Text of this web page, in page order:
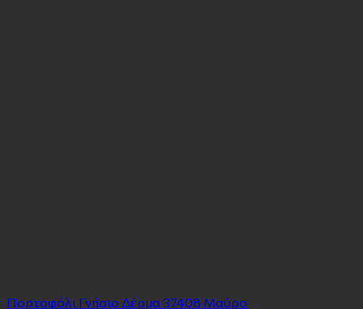
Πορτοφόλι Γνήσιο Δέρμα 37408 Μαύρο